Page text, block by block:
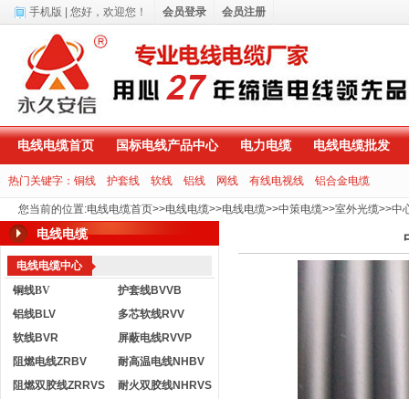
电线电缆首页 国标电线产品中心 电力电缆 电线电缆批发
热门关键字： 铜线 护套线 软线 铝线 网线 有线电视线 铝合金电缆
您当前的位置:电线电缆首页>>电线电缆>>电线电缆>>中策电缆>>室外光缆>>中
电线电缆
电线电缆中心
铜线BV
护套线BVVB
铝线BLV
多芯软线RVV
软线BVR
屏蔽电线RVVP
阻燃电线ZRBV
耐高温电线NHBV
阻燃双胶线ZRRVS
耐火双胶线NHRVS
手机版 | 您好， 欢迎您！ 会员登录 会员注册